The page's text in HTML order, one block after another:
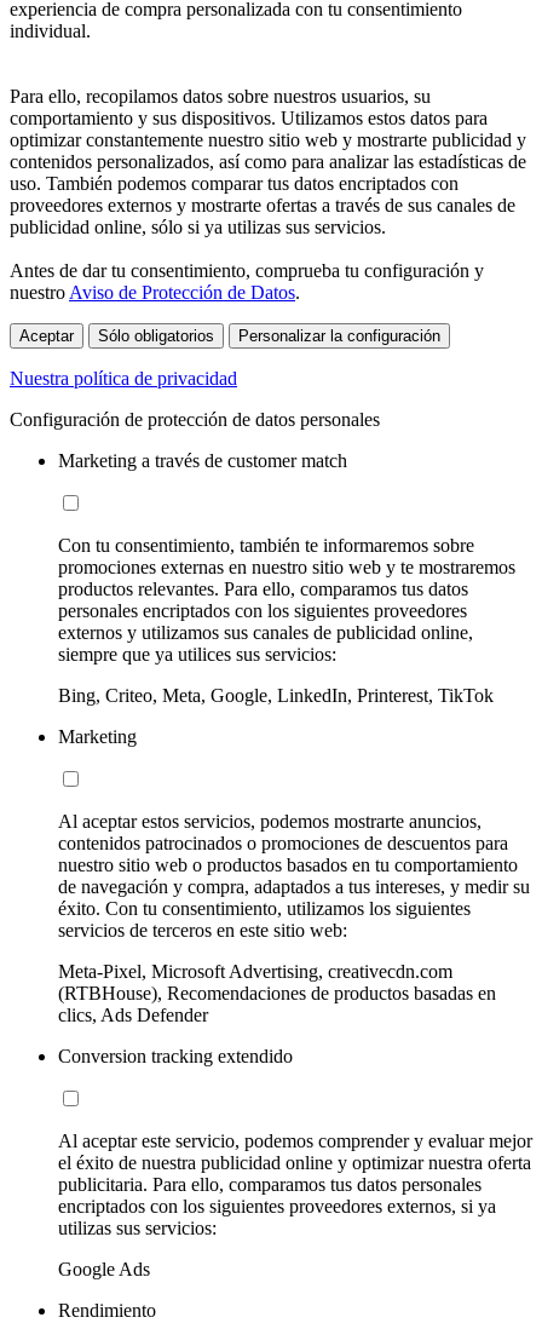
experiencia de compra personalizada con tu consentimiento
individual.
Para ello, recopilamos datos sobre nuestros usuarios, su
comportamiento y sus dispositivos. Utilizamos estos datos para
optimizar constantemente nuestro sitio web y mostrarte publicidad y
contenidos personalizados, así como para analizar las estadísticas de
uso. También podemos comparar tus datos encriptados con
proveedores externos y mostrarte ofertas a través de sus canales de
publicidad online, sólo si ya utilizas sus servicios.
Antes de dar tu consentimiento, comprueba tu configuración y
nuestro Aviso de Protección de Datos.
Aceptar Sólo obligatorios Personalizar la configuración
Nuestra política de privacidad
Configuración de protección de datos personales
Marketing a través de customer match
Con tu consentimiento, también te informaremos sobre
promociones externas en nuestro sitio web y te mostraremos
productos relevantes. Para ello, comparamos tus datos
personales encriptados con los siguientes proveedores
externos y utilizamos sus canales de publicidad online,
siempre que ya utilices sus servicios:
Bing, Criteo, Meta, Google, LinkedIn, Printerest, TikTok
Marketing
Al aceptar estos servicios, podemos mostrarte anuncios,
contenidos patrocinados o promociones de descuentos para
nuestro sitio web o productos basados en tu comportamiento
de navegación y compra, adaptados a tus intereses, y medir su
éxito. Con tu consentimiento, utilizamos los siguientes
servicios de terceros en este sitio web:
Meta-Pixel, Microsoft Advertising, creativecdn.com
(RTBHouse), Recomendaciones de productos basadas en
clics, Ads Defender
Conversion tracking extendido
Al aceptar este servicio, podemos comprender y evaluar mejor
el éxito de nuestra publicidad online y optimizar nuestra oferta
publicitaria. Para ello, comparamos tus datos personales
encriptados con los siguientes proveedores externos, si ya
utilizas sus servicios:
Google Ads
Rendimiento